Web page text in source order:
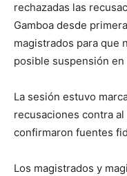
rechazadas las
Gamboa desde
magistrados para que
posible suspensión en
La sesión estuvo
recusaciones contra al
confirmaron fuentes
Los magistrados y